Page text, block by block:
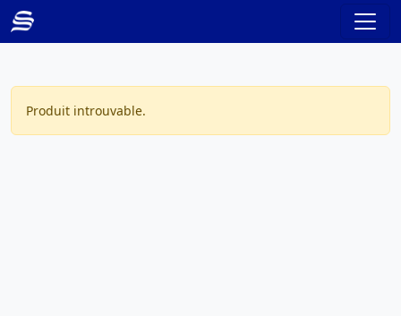
Produit introuvable.